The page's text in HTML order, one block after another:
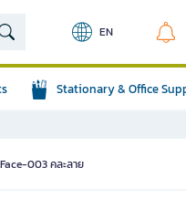
EN
Stationary & Office
003 คละลาย